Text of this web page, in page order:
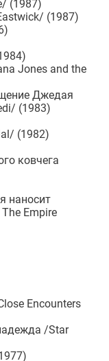
(1987)
(1987)
Jones and the
Джедая
(1983)
(1982)
ковчега
наносит
Empire
Encounters
/Star